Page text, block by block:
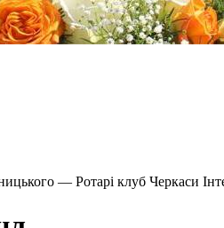
— Ротарі клуб Черкаси